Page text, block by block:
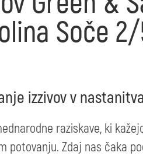
Soče
izzivov v
raziskave, ki
Zdaj nas čaka